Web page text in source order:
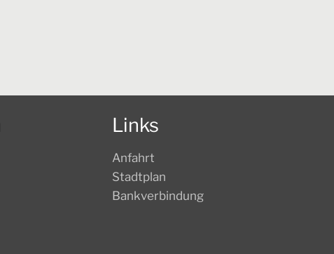
Links
Anfahrt
Stadtplan
Bankverbindung